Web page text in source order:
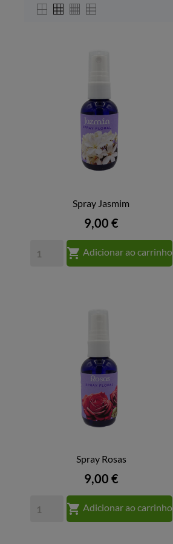
VISTA RÁPIDA
Spray Jasmim
Preço
9,00 €
 Adicionar ao carrinho
VISTA RÁPIDA
Spray Rosas
Preço
9,00 €
 Adicionar ao carrinho